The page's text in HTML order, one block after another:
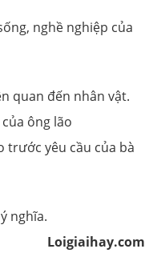
nghề nghiệp của
quan đến nhân vật.
ông lão
trước yêu cầu của bà
nghĩa.
Loigiaihay.com